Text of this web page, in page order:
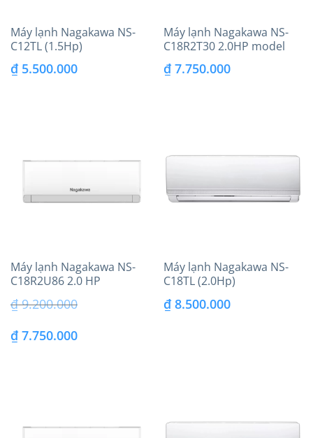
Máy lạnh Nagakawa NS-
C12TL (1.5Hp)
₫5.500.000
Máy lạnh Nagakawa NS-
C18R2T30 2.0HP model
2026
₫7.750.000
Máy lạnh Nagakawa NS-
C18R2U86 2.0 HP
₫9.200.000
Giá
₫7.750.000Giá
Máy lạnh Nagakawa NS-
C18TL (2.0Hp)
₫8.500.000